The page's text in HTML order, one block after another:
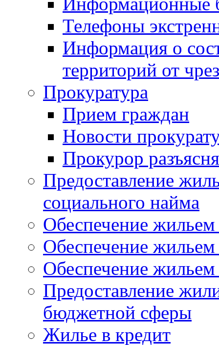
Телефоны
Информация о
территорий от
Прокуратура
Прием граждан
Новости
Прокурор
Предоставление
социального найма
Обеспечение
Обеспечение
Обеспечение жильем
Предоставление
бюджетной сферы
Жилье в кредит